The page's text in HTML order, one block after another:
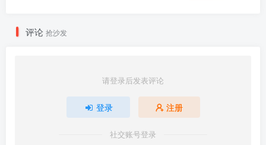
评论 抢沙发
请登录后发表评论
登录 注册
社交账号登录